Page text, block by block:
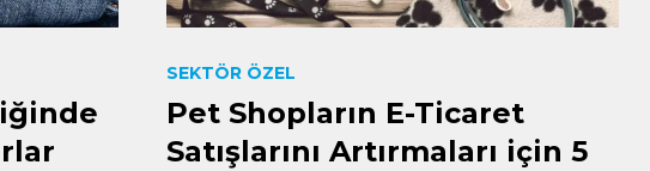
SEKTÖR ÖZEL
Pet Shopların E-Ticaret
Satışlarını Artırmaları için 5